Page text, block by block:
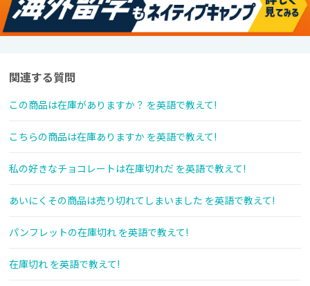
関連する質問
この商品は在庫がありますか？ を英語で教えて!
こちらの商品は在庫ありますか を英語で教えて!
私の好きなチョコレートは在庫切れだ を英語で教えて!
あいにくその商品は売り切れてしまいました を英語で教えて!
パンフレットの在庫切れ を英語で教えて!
在庫切れ を英語で教えて!